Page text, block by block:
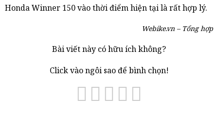
Honda Winner 150 vào thời điểm hiện tại là rất hợp lý.
Webike.vn – Tổng hợp
Bài viết này có hữu ích không?
Click vào ngôi sao để bình chọn!